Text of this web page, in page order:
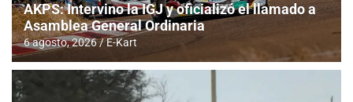
AKPS: Intervino la IGJ y oficializó el llamado a
Asamblea General Ordinaria
6 agosto, 2026 E-Kart